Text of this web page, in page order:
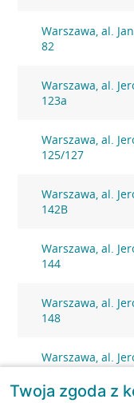
Warszawa, al.
82
Warszawa, al.
123a
Warszawa, al.
125/127
Warszawa, al.
142B
Warszawa, al.
144
Warszawa, al.
148
Warszawa, al.
148
Twoja zgoda z